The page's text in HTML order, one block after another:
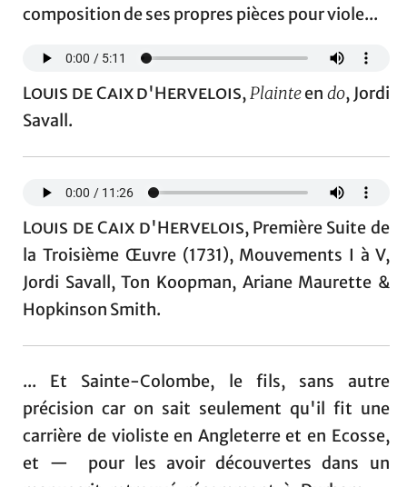
composition de ses propres pièces pour viole...
Louis de Caix d'Hervelois,Plainteendo, Jordi
Savall.
Louis de Caix d'Hervelois, Première Suite de
la Troisième Œuvre (1731), Mouvements I à V,
Jordi Savall, Ton Koopman, Ariane Maurette &
Hopkinson Smith.
... Et Sainte-Colombe, le fils, sans autre
précision car on sait seulement qu'il fit une
carrière de violiste en Angleterre et en Ecosse,
et — pour les avoir découvertes dans un